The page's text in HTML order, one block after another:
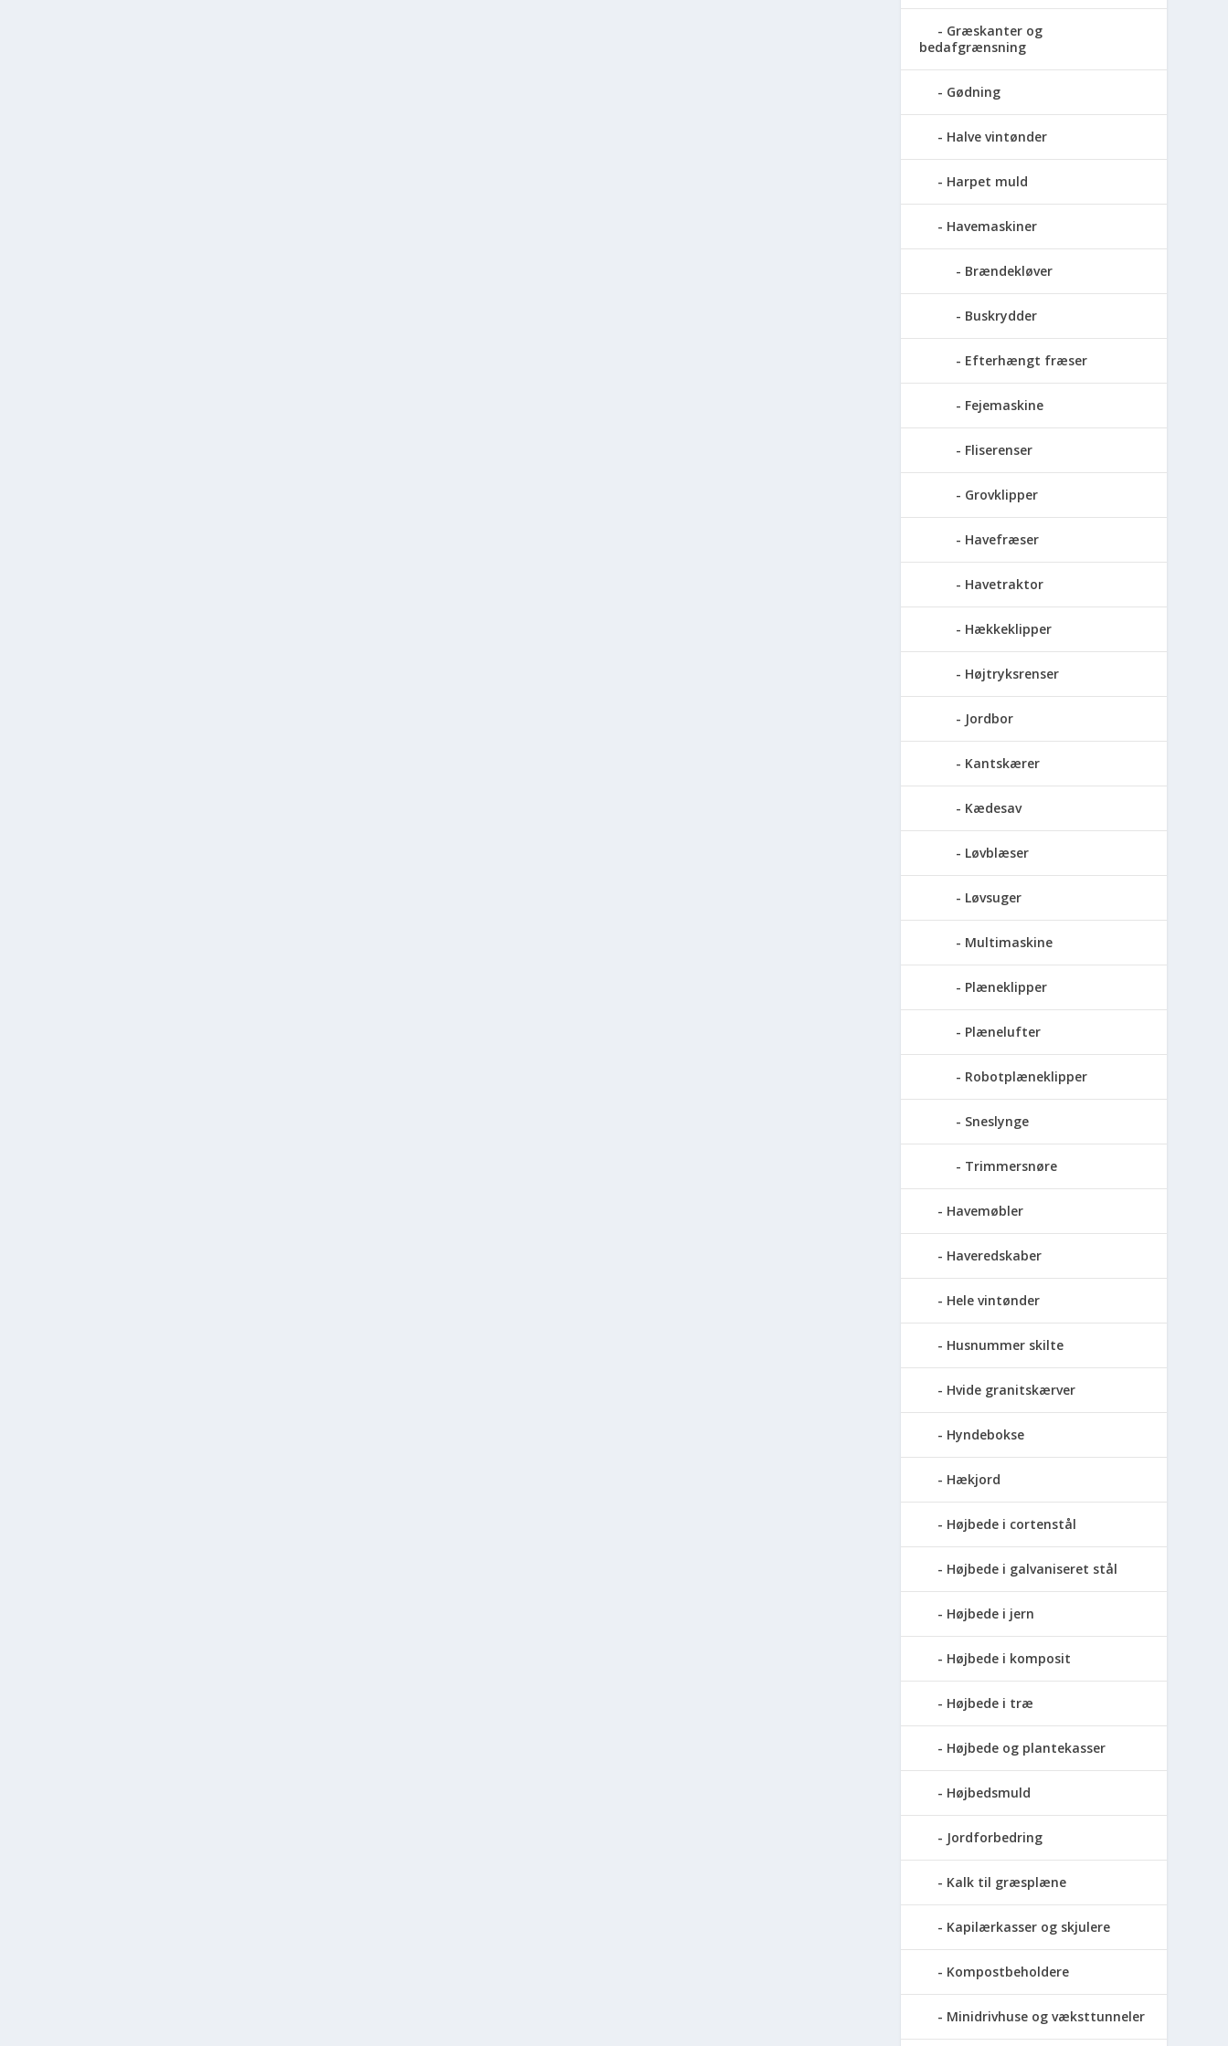
Græskanter og
bedafgrænsning
Gødning
Halve vintønder
Harpet muld
Havemaskiner
Brændekløver
Buskrydder
Efterhængt fræser
Fejemaskine
Fliserenser
Grovklipper
Havefræser
Havetraktor
Hækkeklipper
Højtryksrenser
Jordbor
Kantskærer
Kædesav
Løvblæser
Løvsuger
Multimaskine
Plæneklipper
Plænelufter
Robotplæneklipper
Sneslynge
Trimmersnøre
Havemøbler
Haveredskaber
Hele vintønder
Husnummer skilte
Hvide granitskærver
Hyndebokse
Hækjord
Højbede i cortenstål
Højbede i galvaniseret stål
Højbede i jern
Højbede i komposit
Højbede i træ
Højbede og plantekasser
Højbedsmuld
Jordforbedring
Kalk til græsplæne
Kapilærkasser og skjulere
Kompostbeholdere
Minidrivhuse og væksttunneler